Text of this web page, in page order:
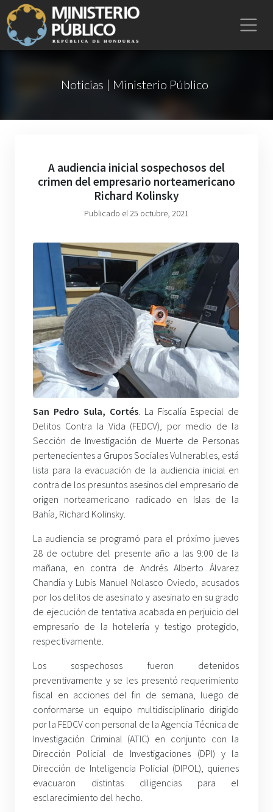
Noticias | Ministerio Público
A audiencia inicial sospechosos del
crimen del empresario norteamericano
Richard Kolinsky
Publicado el 25 octubre, 2021
San Pedro Sula, Cortés. La Fiscalía Especial de
Delitos Contra la Vida (FEDCV), por medio de la
Sección de Investigación de Muerte de Personas
pertenecientes a Grupos Sociales Vulnerables, está
lista para la evacuación de la audiencia inicial en
contra de los presuntos asesinos del empresario de
origen norteamericano radicado en Islas de la
Bahía, Richard Kolinsky.
La audiencia se programó para el próximo jueves
28 de octubre del presente año a las 9:00 de la
mañana, en contra de Andrés Alberto Álvarez
Chandía y Lubis Manuel Nolasco Oviedo, acusados
por los delitos de asesinato y asesinato en su grado
de ejecución de tentativa acabada en perjuicio del
empresario de la hotelería y testigo protegido,
respectivamente.
Los sospechosos fueron detenidos
preventivamente y se les presentó requerimiento
fiscal en acciones del fin de semana, luego de
conformarse un equipo multidisciplinario dirigido
por la FEDCV con personal de la Agencia Técnica de
Investigación Criminal (ATIC) en conjunto con la
Dirección Policial de Investigaciones (DPI) y la
Dirección de Inteligencia Policial (DIPOL), quienes
evacuaron distintas diligencias para el
esclarecimiento del hecho.